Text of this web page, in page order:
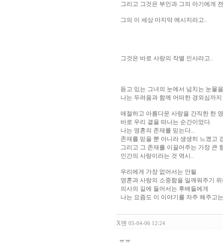
그리고 그것은 부인과 그의 아기에게
그의 이 세상 마지막 메시지라고..
그것은 바로 사랑의 작별 인사라고..
듣고 있는 그녀의 눈에서 넘치는 눈물
나는 두려움과 함께 어떠한 경외심까
애절하고 아름다운 사랑을 간직한 한
바로 우리 곁을 떠나는 순간이었다.
나는 영혼의 존재를 믿는다...
존재를 믿을 뿐 아니라 생생히 느꼈고
그리고 그 존재를 이끌어주는 가장 큰
인간의 사랑이라는 것 역시..
우리에게 가장 없어서는 안될
영혼과 사랑의 소중함을 일깨워주기 위
의사의 길에 들어서는 후배들에게
나는 요즘도 이 이야기를 자주 해주고
X맨 05-04-06 12:24
ㅠㅠ